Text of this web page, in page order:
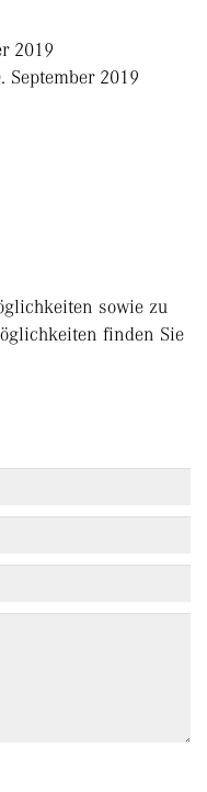
2019
September 2019
sowie zu
finden Sie